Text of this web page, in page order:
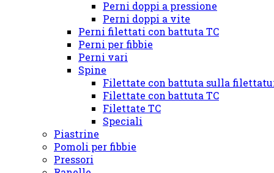
Perni doppi a pressione
Perni doppi a vite
Perni filettati con battuta TC
Perni per fibbie
Perni vari
Spine
Filettate con battuta sulla
Filettate con battuta TC
Filettate TC
Speciali
Piastrine
Pomoli per fibbie
Pressori